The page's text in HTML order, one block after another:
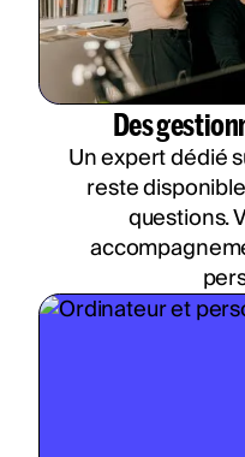
Des
Un expert dédié
reste
questions.